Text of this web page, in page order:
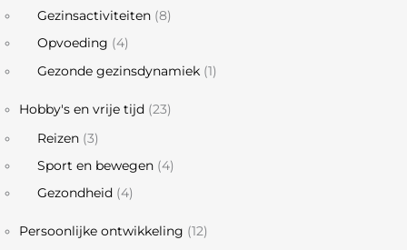
Gezinsactiviteiten (8)
Opvoeding (4)
Gezonde gezinsdynamiek (1)
Hobby's en vrije tijd (23)
Reizen (3)
Sport en bewegen (4)
Gezondheid (4)
Persoonlijke ontwikkeling (12)